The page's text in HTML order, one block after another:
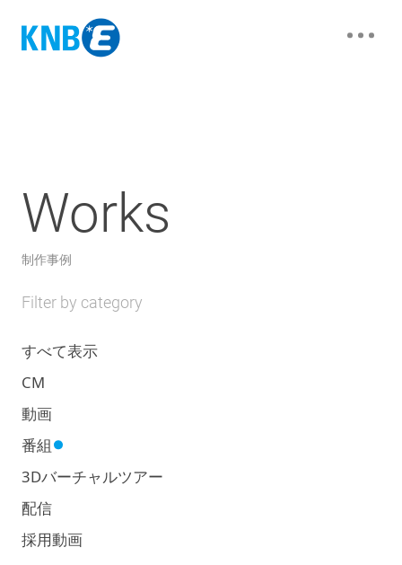
Works
制作事例
Filter by category
すべて表示
CM
動画
番組
3Dバーチャルツアー
配信
採用動画